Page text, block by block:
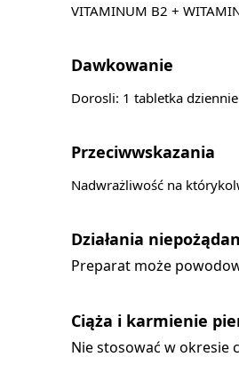
VITAMINUM B2 +
Dawkowanie
Dorosli: 1 tabletka
Przeciwwskazania
Nadwrażliwość na
Działania
Preparat może
Ciąża i karmienie
Nie stosować w okresie